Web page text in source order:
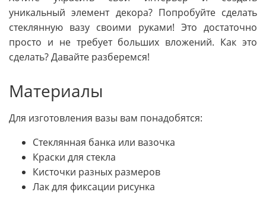
уникальный элемент декора? Попробуйте сделать
стеклянную вазу своими руками! Это достаточно
просто и не требует больших вложений. Как это
сделать? Давайте разберемся!
Материалы
Для изготовления вазы вам понадобятся:
Стеклянная банка или вазочка
Краски для стекла
Кисточки разных размеров
Лак для фиксации рисунка